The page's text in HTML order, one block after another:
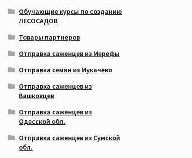
Обучающие курсы по созданию
ЛЕСОСАДОВ
Товары партнёров
Отправка саженцев из Мерефы
Отправка семян из Мукачево
Отправка саженцев из
Вашковцев
Отправка саженцев из
Одесской обл.
Отправка саженцев из Сумской
обл.